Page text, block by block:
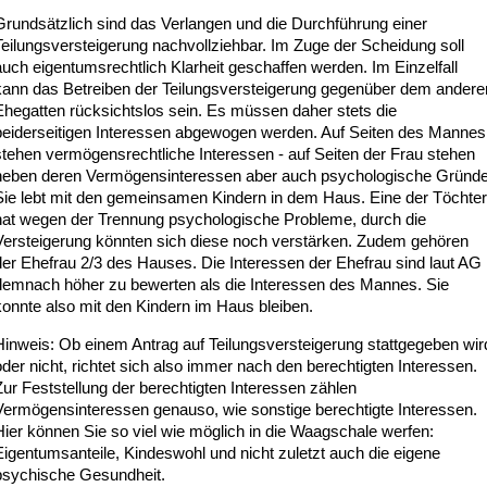
sind das Verlangen und die Durchführung einer
nachvollziehbar. Im Zuge der Scheidung soll
eigentumsrechtlich Klarheit geschaffen werden. Im Einzelfall
das Betreiben der Teilungsversteigerung gegenüber dem
rücksichtslos sein. Es müssen daher stets die
Interessen abgewogen werden. Auf Seiten des Mannes
vermögensrechtliche Interessen - auf Seiten der Frau stehen
deren Vermögensinteressen aber auch psychologische
lebt mit den gemeinsamen Kindern in dem Haus. Eine der Töchter
wegen der Trennung psychologische Probleme, durch die
könnten sich diese noch verstärken. Zudem gehören
Ehefrau 2/3 des Hauses. Die Interessen der Ehefrau sind laut AG
höher zu bewerten als die Interessen des Mannes. Sie
also mit den Kindern im Haus bleiben.
Ob einem Antrag auf Teilungsversteigerung stattgegeben
nicht, richtet sich also immer nach den berechtigten Interessen.
Feststellung der berechtigten Interessen zählen
genauso, wie sonstige berechtigte Interessen.
können Sie so viel wie möglich in die Waagschale werfen:
Kindeswohl und nicht zuletzt auch die eigene
Gesundheit.